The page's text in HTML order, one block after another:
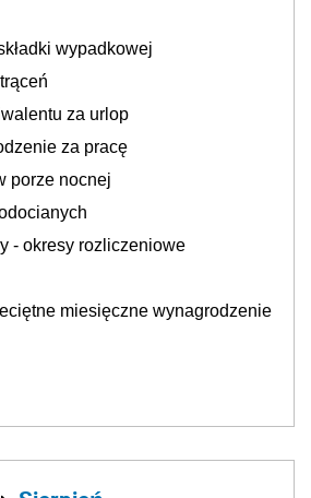
wypadkowej
za urlop
za pracę
porze nocnej
- okresy rozliczeniowe
miesięczne wynagrodzenie